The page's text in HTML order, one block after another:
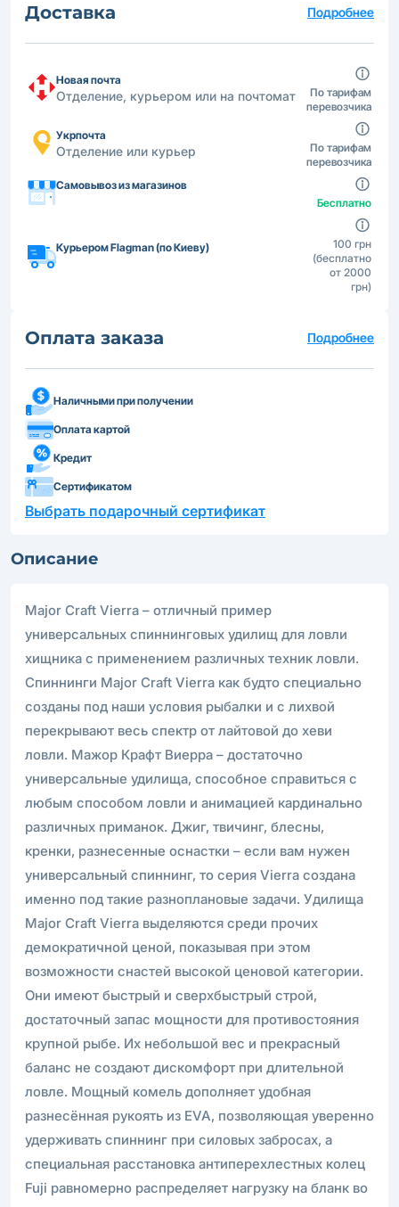
Доставка Подробнее
Новая почта
Отделение, курьером или на почтомат
По тарифам
перевозчика
Укрпочта
Отделение или курьер
По тарифам
перевозчика
Самовывоз из магазинов
Бесплатно
Курьером Flagman (по Киеву)
100 грн
(бесплатно
от 2000
грн)
Оплата заказа Подробнее
Наличными при получении
Оплата картой
Кредит
Сертификатом
Выбрать подарочный сертификат
Описание
Major Craft Vierra – отличный пример
универсальных спиннинговых удилищ для ловли
хищника с применением различных техник ловли.
Спиннинги Major Craft Vierra как будто специально
созданы под наши условия рыбалки и с лихвой
перекрывают весь спектр от лайтовой до хеви
ловли. Мажор Крафт Виерра – достаточно
универсальные удилища, способное справиться с
любым способом ловли и анимацией кардинально
различных приманок. Джиг, твичинг, блесны,
кренки, разнесенные оснастки – если вам нужен
универсальный спиннинг, то серия Vierra создана
именно под такие разноплановые задачи. Удилища
Major Craft Vierra выделяются среди прочих
демократичной ценой, показывая при этом
возможности снастей высокой ценовой категории.
Они имеют быстрый и сверхбыстрый строй,
достаточный запас мощности для противостояния
крупной рыбе. Их небольшой вес и прекрасный
баланс не создают дискомфорт при длительной
ловле. Мощный комель дополняет удобная
разнесённая рукоять из EVA, позволяющая уверенно
удерживать спиннинг при силовых забросах, а
специальная расстановка антиперехлестных колец
Fuji равномерно распределяет нагрузку на бланк во